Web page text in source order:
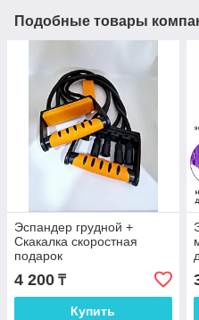
Подобные товары
Эспандер грудной +
Скакалка скоростная
подарок
4 200 ₸
Купить